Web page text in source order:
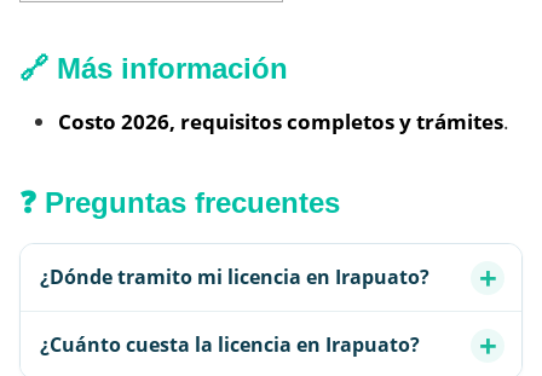
🔗 Más información
Costo 2026, requisitos completos y trámites.
❓ Preguntas frecuentes
¿Dónde tramito mi licencia en Irapuato?
¿Cuánto cuesta la licencia en Irapuato?